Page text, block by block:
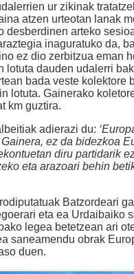
ur zikinak
atzen urteotan lanak
desberdinen arteko
inaguratuko da,
ez dio zerbitzua eman
lotuta dauden udalerri
bada veste kolektore
lotuta. Gainerako
km guztira.
adierazi du:
ez da bidezkoa
diru partidarik
eta arazoari behin
Batzordeari
eta ea Urdaibaiko
legea betetzean ari
saneamendu obrak
duen.